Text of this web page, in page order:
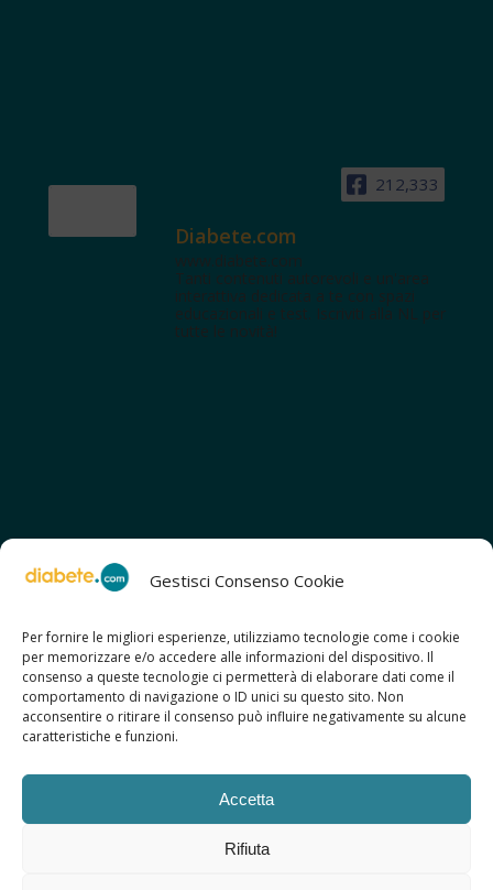
Gestisci Consenso Cookie
Per fornire le migliori esperienze, utilizziamo tecnologie come i cookie
per memorizzare e/o accedere alle informazioni del dispositivo. Il
consenso a queste tecnologie ci permetterà di elaborare dati come il
comportamento di navigazione o ID unici su questo sito. Non
acconsentire o ritirare il consenso può influire negativamente su alcune
caratteristiche e funzioni.
Accetta
Rifiuta
212,333
Diabete.com
www.diabete.com
Tanti contenuti autorevoli e un'area
interattiva dedicata a te con spazi
educazionali e test. Iscriviti alla NL per
tutte le novità!
SCOPRI ANCHE:
> ilmiodiabete.com
> casadiabete.it
> digitaldiabetes.srl
> obesitalia.com